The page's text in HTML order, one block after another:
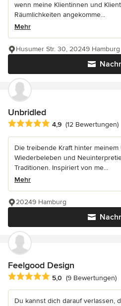
wenn meine Klientinnen und
Räumlichkeiten angekomme...
Mehr
Husumer Str. 30, 20249 Hamburg
Unbridled
Durchschnittliche Bewertung:
4,9 (12 Bewertungen)
Die treibende Kraft hinter meinem
Wiederbeleben und
Traditionen. Inspiriert von me...
Mehr
20249 Hamburg
Feelgood Design
Durchschnittliche Bewertung: 5
5,0 (9 Bewertungen)
Du kannst dich darauf verlassen,